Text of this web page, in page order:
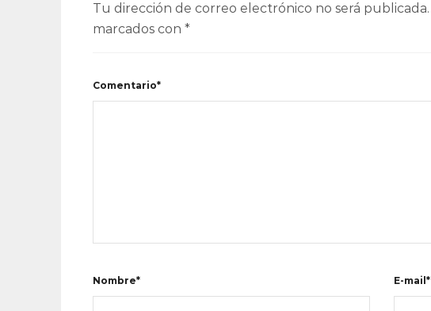
Tu dirección de correo electrónico no será publicada.
marcados con *
Comentario*
Nombre* E-mail*